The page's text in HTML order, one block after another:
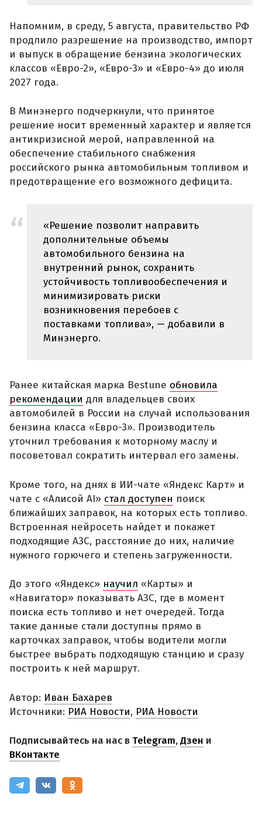
Напомним, в среду, 5 августа, правительство РФ
продлило разрешение на производство, импорт
и выпуск в обращение бензина экологических
классов «Евро-2», «Евро-3» и «Евро-4» до июля
2027 года.
В Минэнерго подчеркнули, что принятое
решение носит временный характер и является
антикризисной мерой, направленной на
обеспечение стабильного снабжения
российского рынка автомобильным топливом и
предотвращение его возможного дефицита.
«Решение позволит направить
дополнительные объемы
автомобильного бензина на
внутренний рынок, сохранить
устойчивость топливообеспечения и
минимизировать риски
возникновения перебоев с
поставками топлива», — добавили в
Минэнерго.
Ранее китайская марка Bestune обновила
рекомендации для владельцев своих
автомобилей в России на случай использования
бензина класса «Евро-3». Производитель
уточнил требования к моторному маслу и
посоветовал сократить интервал его замены.
Кроме того, на днях в ИИ-чате «Яндекс Карт» и
чате с «Алисой AI» стал доступен поиск
ближайших заправок, на которых есть топливо.
Встроенная нейросеть найдет и покажет
подходящие АЗС, расстояние до них, наличие
нужного горючего и степень загруженности.
До этого «Яндекс» научил «Карты» и
«Навигатор» показывать АЗС, где в момент
поиска есть топливо и нет очередей. Тогда
такие данные стали доступны прямо в
карточках заправок, чтобы водители могли
быстрее выбрать подходящую станцию и сразу
построить к ней маршрут.
Автор: Иван Бахарев
Источники: РИА Новости, РИА Новости
Подписывайтесь на нас в Telegram,Дзен и
ВКонтакте